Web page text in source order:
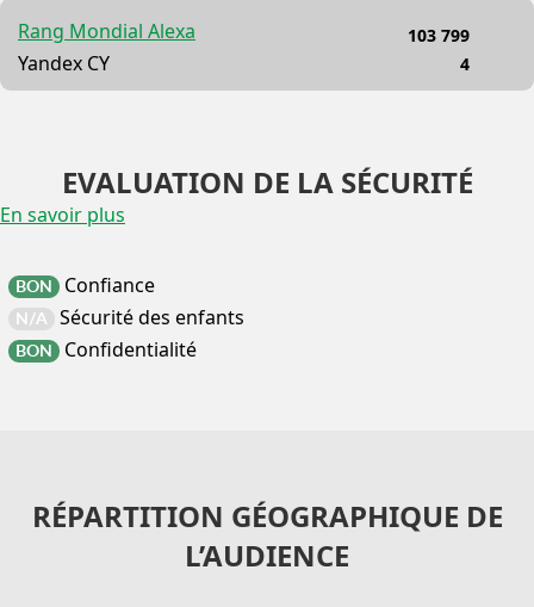
Rang Mondial Alexa
Yandex CY
103 799
4
EVALUATION DE LA SÉCURITÉ
En savoir plus
BON Confiance
N/A Sécurité des enfants
BON Confidentialité
RÉPARTITION GÉOGRAPHIQUE DE
L’AUDIENCE